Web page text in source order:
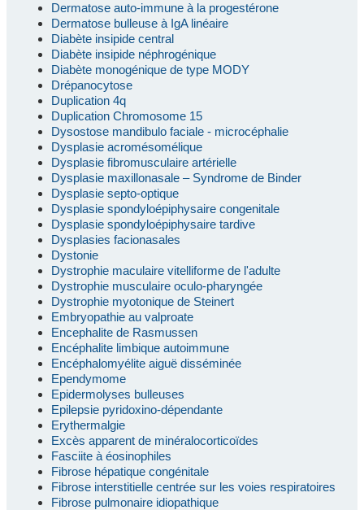
Dermatose auto-immune à la progestérone
Dermatose bulleuse à IgA linéaire
Diabète insipide central
Diabète insipide néphrogénique
Diabète monogénique de type MODY
Drépanocytose
Duplication 4q
Duplication Chromosome 15
Dysostose mandibulo faciale - microcéphalie
Dysplasie acromésomélique
Dysplasie fibromusculaire artérielle
Dysplasie maxillonasale – Syndrome de Binder
Dysplasie septo-optique
Dysplasie spondyloépiphysaire congenitale
Dysplasie spondyloépiphysaire tardive
Dysplasies facionasales
Dystonie
Dystrophie maculaire vitelliforme de l'adulte
Dystrophie musculaire oculo-pharyngée
Dystrophie myotonique de Steinert
Embryopathie au valproate
Encephalite de Rasmussen
Encéphalite limbique autoimmune
Encéphalomyélite aiguë disséminée
Ependymome
Epidermolyses bulleuses
Epilepsie pyridoxino-dépendante
Erythermalgie
Excès apparent de minéralocorticoïdes
Fasciite à éosinophiles
Fibrose hépatique congénitale
Fibrose interstitielle centrée sur les voies respiratoires
Fibrose pulmonaire idiopathique